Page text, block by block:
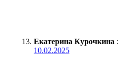
Екатерина Курочкина :
10.02.2025